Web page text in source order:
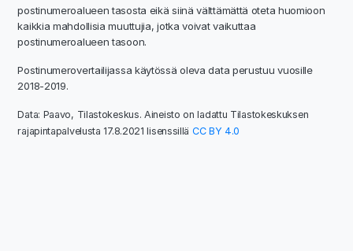
postinumeroalueen tasosta eikä siinä välttämättä oteta huomioon
kaikkia mahdollisia muuttujia, jotka voivat vaikuttaa
postinumeroalueen tasoon.
Postinumerovertailijassa käytössä oleva data perustuu vuosille
2018-2019.
Data: Paavo, Tilastokeskus. Aineisto on ladattu Tilastokeskuksen
rajapintapalvelusta 17.8.2021 lisenssillä CC BY 4.0